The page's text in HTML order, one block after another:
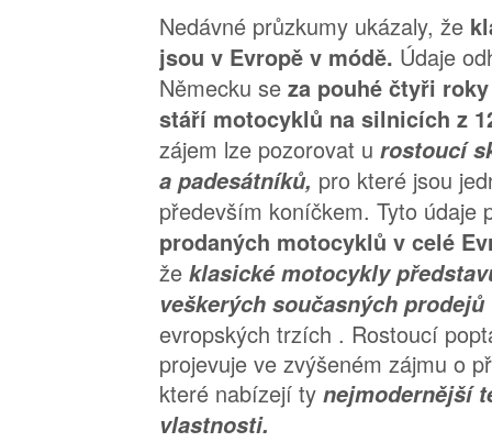
Nedávné průzkumy ukázaly, že
jsou v Evropě v módě. Údaje
Německu se za pouhé čtyři
stáří motocyklů na silnicích z
zájem lze pozorovat u rostoucí
a padesátníků, pro které jsou
především koníčkem. Tyto údaje
prodaných motocyklů v celé
že klasické motocykly
veškerých současných prodejů
evropských trzích . Rostoucí
projevuje ve zvýšeném zájmu o
které nabízejí ty nejmodernější
vlastnosti.